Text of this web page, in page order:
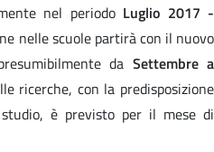
nel periodo Luglio 2017 -
nelle scuole partirà con il nuovo
da Settembre a
ricerche, con la predisposizione
è previsto per il mese di